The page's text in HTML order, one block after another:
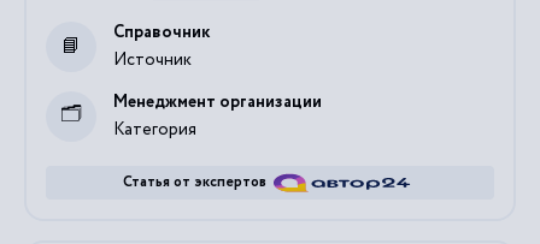
Источник
Справочник
Категория
Менеджмент организации
Статья от экспертов